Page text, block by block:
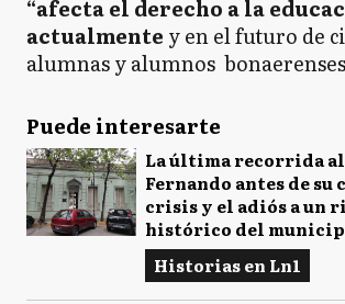
“afecta el derecho a la
actualmente y en el futuro de
alumnas y alumnos
Puede interesarte
La última recorrida al
Fernando antes de su
crisis y el adiós a un
histórico del
Historias en Ln1